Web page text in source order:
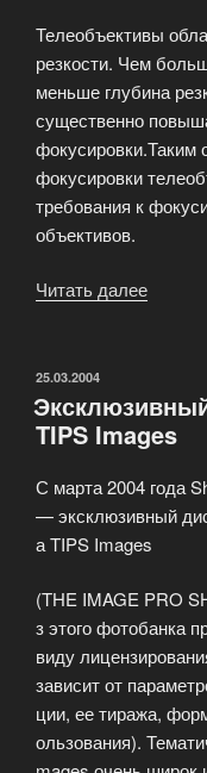
Телеобъективы
резкости. Чем
меньше глубина
существенно
фокусировки.Таким
фокусировки
требования к
объективов.
Читать далее
ОПУБЛИКОВАНО
25.03.2004
TIPS Images
С марта 2004 года
— эксклюзивный
а TIPS Images
(THE IMAGE PRO
з этого фотобанка
виду
зависит от
ции, ее тиража,
ользования).